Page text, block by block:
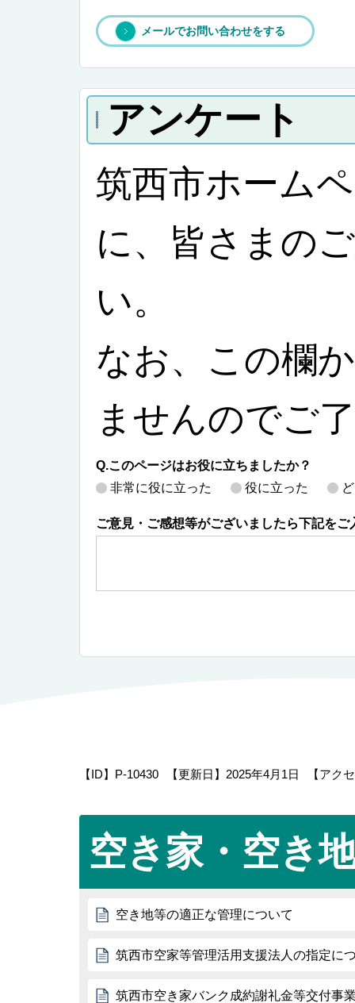
メールでお問い合わせをする
アンケート
筑西市ホーム
に、皆さまの
い。
なお、この欄
ませんのでご
Q.このページはお役に立ちましたか？
非常に役に立った
役に立った
ご意見・ご感想等がございましたら下記をご
【ID】 P-10430 【更新日】 2025年4月1日 【アク
空き家・空き
空き地等の適正な管理について
筑西市空家等管理活用支援法人の指定に
筑西市空き家バンク成約謝礼金等交付事